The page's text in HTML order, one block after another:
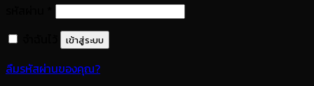
ต้องการ
เข้าสู่ระบบ
ลืมรหัสผ่านของคุณ?